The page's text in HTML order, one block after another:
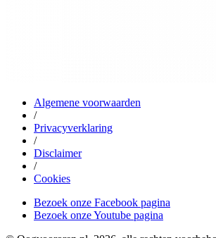
Algemene voorwaarden
/
Privacyverklaring
/
Disclaimer
/
Cookies
Bezoek onze Facebook pagina
Bezoek onze Youtube pagina